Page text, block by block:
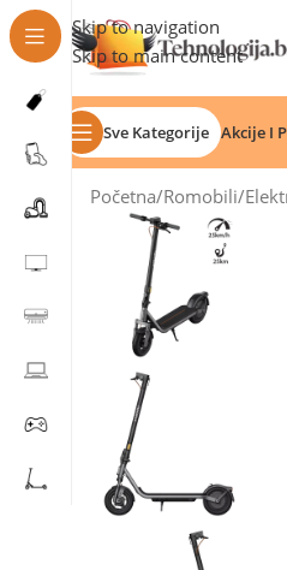
Skip to navigation
Skip to main content
Sve Kategorije Akcije I
Početna/Romobili/